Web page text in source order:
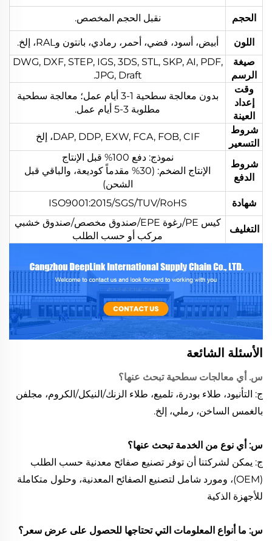
الحجم نقبل الحجم المخصص.
اللون
أبيض، أسود، فضي، أحمر، رمادي، بانتون وRAL، إلخ.
صيغة
الرسم
DWG, DXF, STEP, IGS, 3DS, STL, SKP, AI, PDF,
JPG, Draft.
وقت
إعداد
العينة
بدون معالجة سطحية 1-3 أيام عمل؛ معالجة سطحية
مطلوبة 3-5 أيام عمل.
شروط
التسعير
DAP, DDP, EXW, FCA, FOB, CIF، إلخ
شروط
الدفع
نموذج: دفع 100% قبل الإنتاج
الإنتاج الضخم: (30% مقدماً كوديعة، والباقي قبل
الشحن)
شهادة
ISO9001:2015/SGS/TUV/RoHS
التغليف
كيس PE/رغوة EPE/صندوق مخصص/صندوق خشبي
مركب أو حسب الطلب
الأسئلة الشائعة
س. أي معالجات سطحية تبحث عنها؟
ج: التأنيود، طلاء بودرة، تلميع، طلاء الزنك/النيكل/الكروم، مجلفن
بالغمس الساخن، رملي، إلخ.
س: أي نوع من الخدمة تبحث عنها؟
ج: يمكن لشركتنا أن توفر تصنيع صفائح معدنية حسب الطلب
(OEM)، ومورد شامل لتصنيع الصفائح المعدنية، وحلول متكاملة
للأجهزة الذكية
س: ما أنواع المعلومات التي تحتاجها للحصول على عرض سعر؟